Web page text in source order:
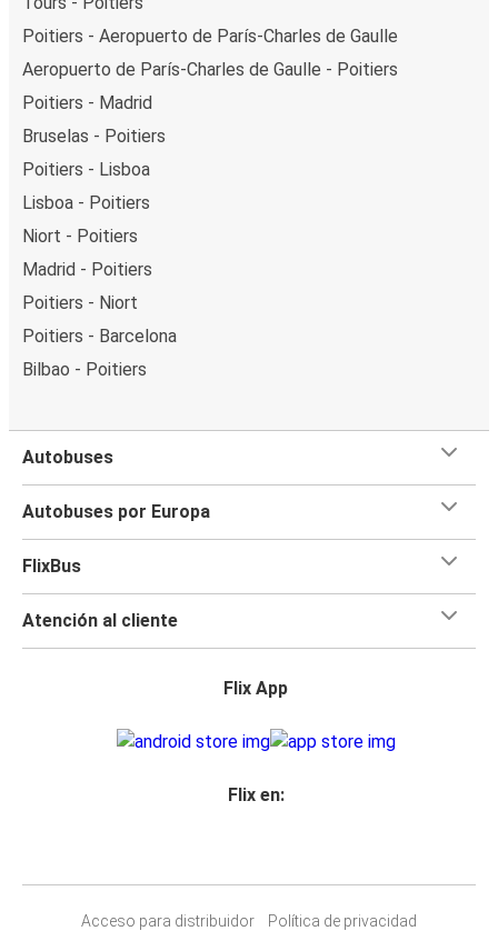
Poitiers - Aeropuerto de París-Charles de Gaulle
Aeropuerto de París-Charles de Gaulle - Poitiers
Poitiers - Madrid
Bruselas - Poitiers
Poitiers - Lisboa
Lisboa - Poitiers
Niort - Poitiers
Madrid - Poitiers
Poitiers - Niort
Poitiers - Barcelona
Bilbao - Poitiers
Autobuses
Autobuses por Europa
FlixBus
Atención al cliente
Flix App
Flix en:
Acceso para distribuidor
Política de privacidad